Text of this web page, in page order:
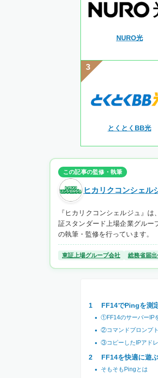
NURO光
とくとくBB光
この記事の監修・執筆
ヒカリクコンシェル
『ヒカリクコンシェルジュ』
証スタンダード上場企業グルー
の執筆・監修を行っています。
東証上場グループ会社 総務省届
FF14でPingを測
①FF14のサーバーIP
②コマンドプロンプ
③コピーしたIPアド
FF14を快適に遊
そもそもPingとは